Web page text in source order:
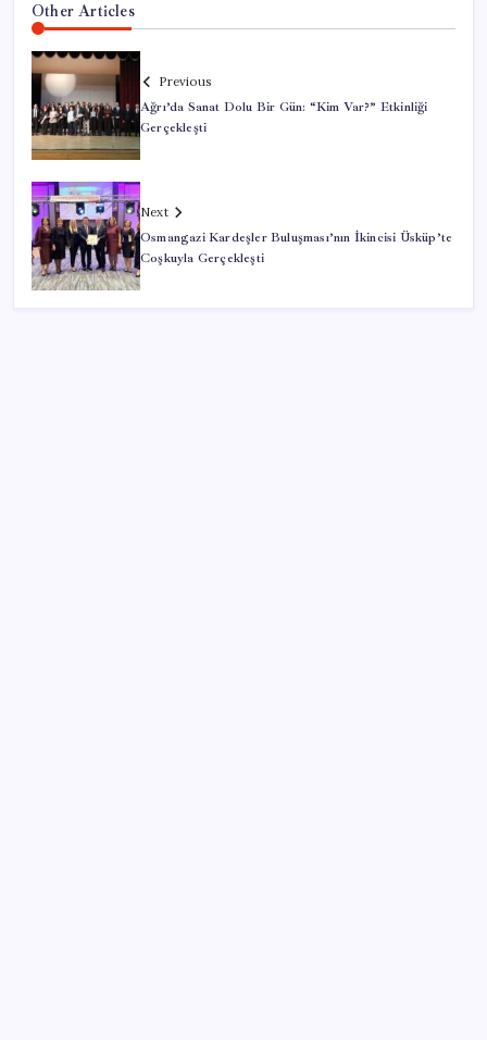
Other Articles
Previous
Ağrı’da Sanat Dolu Bir Gün: “Kim Var?” Etkinliği
Gerçekleşti
Next
Osmangazi Kardeşler Buluşması’nın İkincisi Üsküp’te
Coşkuyla Gerçekleşti